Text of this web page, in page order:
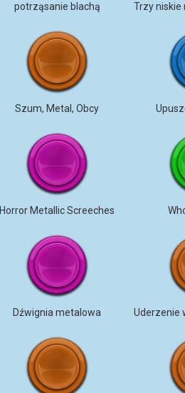
potrząsanie blachą
Szum, Metal, Obcy
Horror Metallic Screeches
Dźwignia metalowa